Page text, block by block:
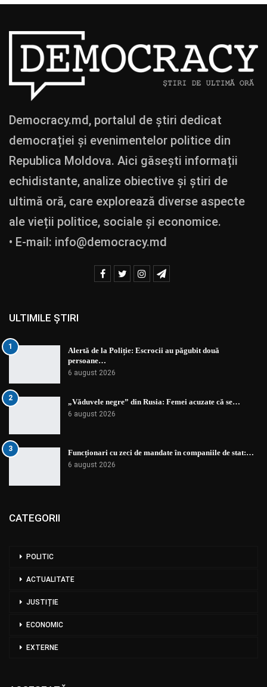
Democracy.md, portalul de știri dedicat
democrației și evenimentelor politice din
Republica Moldova. Aici găsești informații
echidistante, analize obiective și știri de
ultimă oră, care explorează diverse aspecte
ale vieții politice, sociale și economice.
• E-mail: info@democracy.md
ULTIMILE ȘTIRI
1
Alertă de la Poliție: Escrocii au păgubit două
persoane…
6 august 2026
2 „Văduvele negre” din Rusia: Femei acuzate că se…
6 august 2026
3 Funcționari cu zeci de mandate în companiile de stat:…
6 august 2026
CATEGORII
POLITIC
ACTUALITATE
JUSTIȚIE
ECONOMIC
EXTERNE